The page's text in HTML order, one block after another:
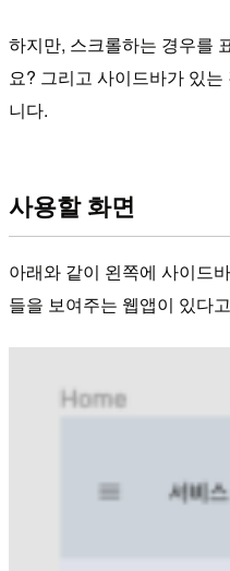
하지만, 스크롤하는 경우를
요? 그리고 사이드바가 있
니다.
사용할 화면
아래와 같이 왼쪽에 사이드
들을 보여주는 웹앱이 있다